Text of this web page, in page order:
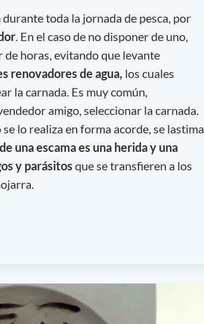
durante toda la jornada de pesca, por
. En el caso de no disponer de uno,
de horas, evitando que levante
renovadores de agua, los cuales
la carnada. Es muy común,
amigo, seleccionar la carnada.
lo realiza en forma acorde, se lastima
una escama es una herida y una
y parásitos que se transfieren a los